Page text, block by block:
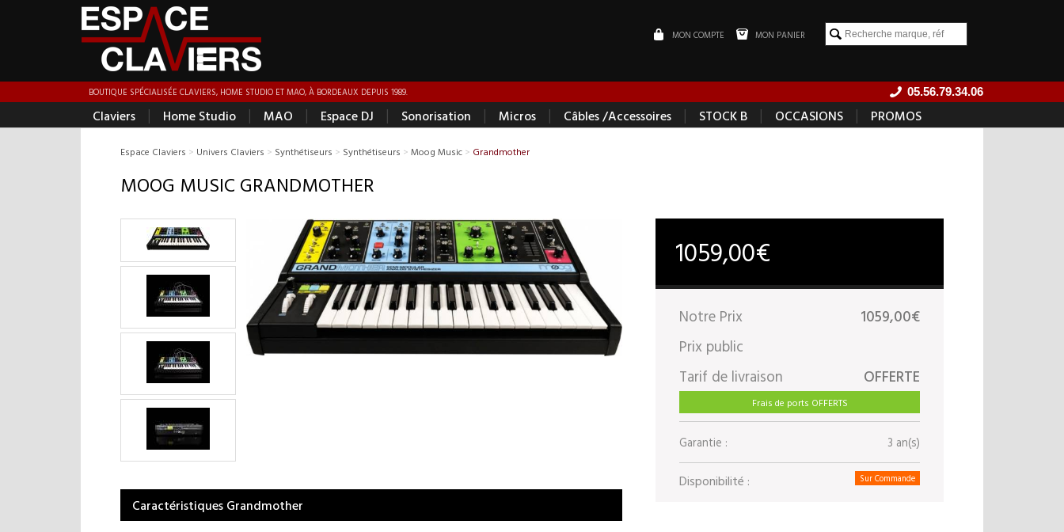
MON PANIER
MON COMPTE
05.56.79.34.06
BOUTIQUE SPÉCIALISÉE CLAVIERS, HOME STUDIO ET MAO, À BORDEAUX DEPUIS 1989.
Claviers | Home Studio | MAO | Espace DJ | Sonorisation | Micros | Câbles /Accessoires | STOCK B | OCCASIONS | PROMOS
Espace Claviers > Univers Claviers > Synthétiseurs > Synthétiseurs > Moog Music > Grandmother
MOOG MUSIC GRANDMOTHER
1059,00€
Notre Prix
1059,00€
Prix public
Tarif de livraison
OFFERTE
Frais de ports OFFERTS
Garantie : 3 an(s)
Disponibilité : Sur Commande
Caractéristiques Grandmother